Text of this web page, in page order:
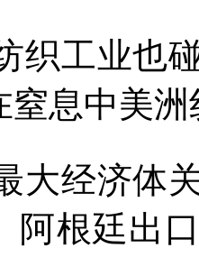
织工业也
窒息中美
大经济体
阿根廷出